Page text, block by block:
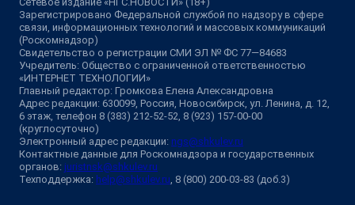
Зарегистрировано Федеральной службой по надзору в сфере
связи, информационных технологий и массовых коммуникаций
(Роскомнадзор)
Свидетельство о регистрации СМИ ЭЛ № ФС 77—84683
Учредитель: Общество с ограниченной ответственностью
«ИНТЕРНЕТ ТЕХНОЛОГИИ»
Главный редактор: Громкова Елена Александровна
Адрес редакции: 630099, Россия, Новосибирск, ул. Ленина, д. 12,
6 этаж, телефон 8 (383) 212-52-52, 8 (923) 157-00-00
(круглосуточно)
Электронный адрес редакции: ngs@shkulev.ru
Контактные данные для Роскомнадзора и государственных
органов: juristnsk@shkulev.ru
Техподдержка: help@shkulev.ru, 8 (800) 200-03-83 (доб.3)